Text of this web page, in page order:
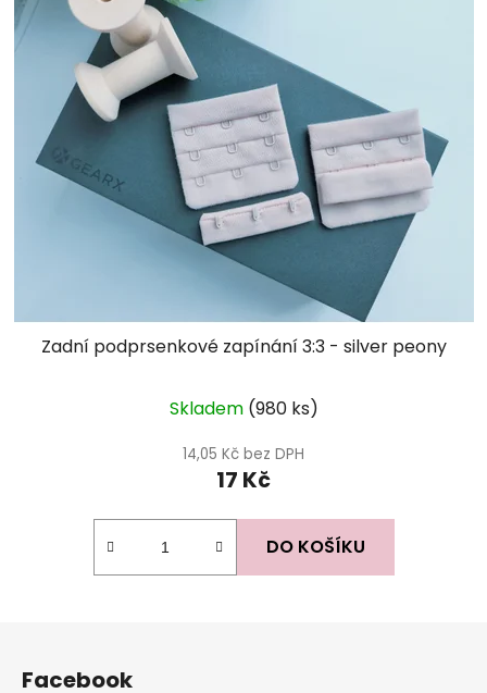
Zadní podprsenkové zapínání 3:3 - silver peony
Skladem (980 ks)
14,05 Kč bez DPH
17 Kč
DO KOŠÍKU
Facebook